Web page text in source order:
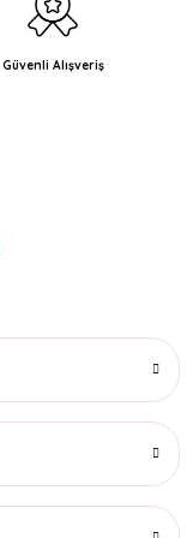
Güvenli Alışveriş